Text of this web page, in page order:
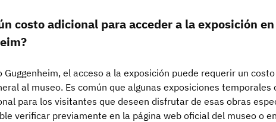
costo adicional para acceder a la exposición
Guggenheim, el acceso a la exposición puede requerir un
al museo. Es común que algunas exposiciones temporales
para los visitantes que deseen disfrutar de esas obras
verificar previamente en la página web oficial del museo o